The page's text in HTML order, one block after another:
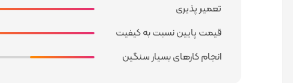
تعمیر پذیری
قیمت پایین نسبت به کیفیت
انجام کارهای بسیار سنگین